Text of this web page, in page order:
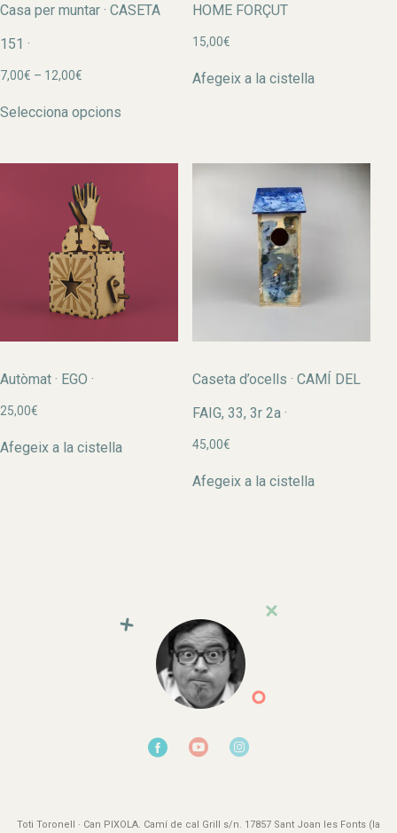
Casa per muntar · CASETA
151 ·
7,00€ – 12,00€
preus:
7,00€
Selecciona opcions
variants.
triar
a
la
pàgina
producte
HOME FORÇUT
15,00€
Afegeix a la cistella
Autòmat · EGO ·
25,00€
Afegeix a la cistella
Caseta d’ocells · CAMÍ DEL
FAIG, 33, 3r 2a ·
45,00€
Afegeix a la cistella
Toti Toronell · Can PIXOLA. Camí de cal Grill s/n. 17857 Sant Joan les Fonts (la